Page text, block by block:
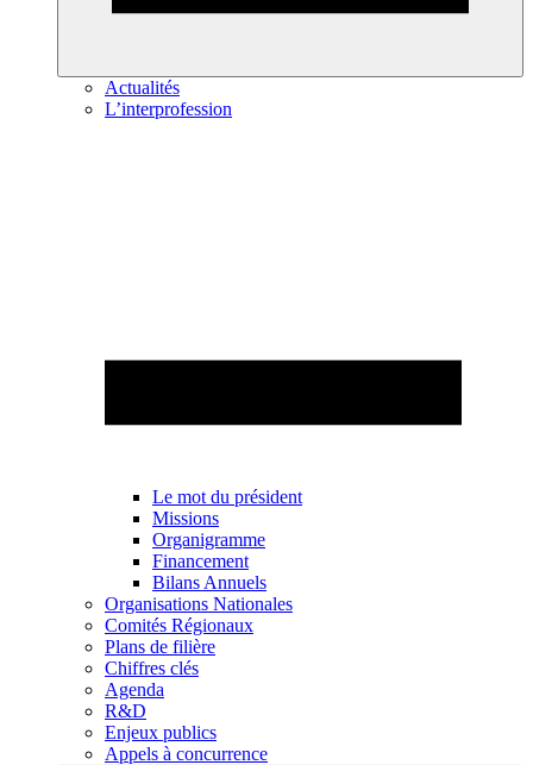
Actualités
L’interprofession
Le mot du président
Missions
Organigramme
Financement
Bilans Annuels
Organisations Nationales
Comités Régionaux
Plans de filière
Chiffres clés
Agenda
R&D
Enjeux publics
Appels à concurrence